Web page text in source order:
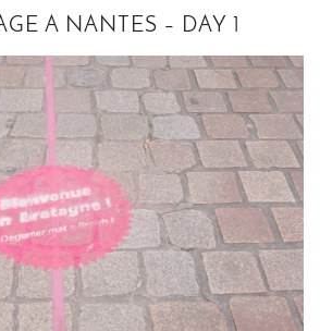
A NANTES – DAY 1